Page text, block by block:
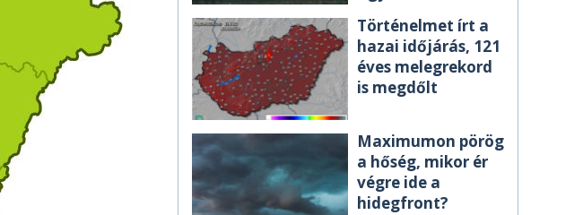
Történelmet írt a
hazai időjárás, 121
éves melegrekord
is megdőlt
Maximumon pörög
a hőség, mikor ér
végre ide a
hidegfront?